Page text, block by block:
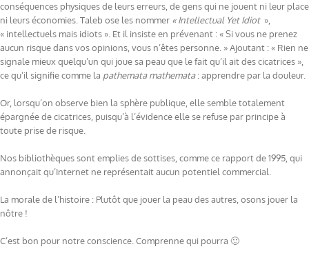
conséquences physiques de leurs erreurs, de gens qui ne jouent ni leur place
ni leurs économies. Taleb ose les nommer « Intellectual Yet Idiot »,
« intellectuels mais idiots ». Et il insiste en prévenant : « Si vous ne prenez
aucun risque dans vos opinions, vous n’êtes personne. » Ajoutant : « Rien ne
signale mieux quelqu’un qui joue sa peau que le fait qu’il ait des cicatrices »,
ce qu’il signifie comme la pathemata mathemata: apprendre par la douleur.
Or, lorsqu’on observe bien la sphère publique, elle semble totalement
épargnée de cicatrices, puisqu’à l’évidence elle se refuse par principe à
toute prise de risque.
Nos bibliothèques sont emplies de sottises, comme ce rapport de 1995, qui
annonçait qu’Internet ne représentait aucun potentiel commercial.
La morale de l’histoire : Plutôt que jouer la peau des autres, osons jouer la
nôtre !
C’est bon pour notre conscience. Comprenne qui pourra 🙂